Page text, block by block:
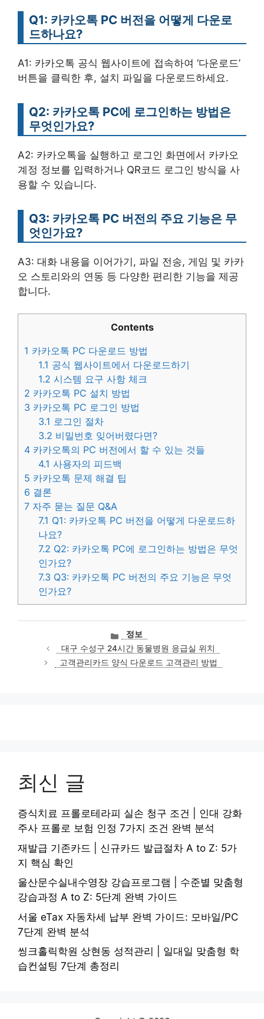
Q1: 카카오톡 PC 버전을 어떻게 다운로
드하나요?
A1: 카카오톡 공식 웹사이트에 접속하여 ‘다운로드’
버튼을 클릭한 후, 설치 파일을 다운로드하세요.
Q2: 카카오톡 PC에 로그인하는 방법은
무엇인가요?
A2: 카카오톡을 실행하고 로그인 화면에서 카카오
계정 정보를 입력하거나 QR코드 로그인 방식을 사
용할 수 있습니다.
Q3: 카카오톡 PC 버전의 주요 기능은 무
엇인가요?
A3: 대화 내용을 이어가기, 파일 전송, 게임 및 카카
오 스토리와의 연동 등 다양한 편리한 기능을 제공
합니다.
Contents
1 카카오톡 PC 다운로드 방법
1.1 공식 웹사이트에서 다운로드하기
1.2 시스템 요구 사항 체크
2 카카오톡 PC 설치 방법
3 카카오톡 PC 로그인 방법
3.1 로그인 절차
3.2 비밀번호 잊어버렸다면?
4 카카오톡의 PC 버전에서 할 수 있는 것들
4.1 사용자의 피드백
5 카카오톡 문제 해결 팁
6 결론
7 자주 묻는 질문 Q&A
7.1 Q1: 카카오톡 PC 버전을 어떻게 다운로드하
나요?
7.2 Q2: 카카오톡 PC에 로그인하는 방법은 무엇
인가요?
7.3 Q3: 카카오톡 PC 버전의 주요 기능은 무엇
인가요?
카
테
고
리
정보
대구 수성구 24시간 동물병원 응급실 위치
고객관리카드 양식 다운로드 고객관리 방법
최신 글
증식치료 프롤로테라피 실손 청구 조건 | 인대 강화
주사 프롤로 보험 인정 7가지 조건 완벽 분석
재발급 기존카드 | 신규카드 발급절차 A to Z: 5가
지 핵심 확인
울산문수실내수영장 강습프로그램 | 수준별 맞춤형
강습과정 A to Z: 5단계 완벽 가이드
서울 eTax 자동차세 납부 완벽 가이드: 모바일/PC
7단계 완벽 분석
씽크홀릭학원 상현동 성적관리 | 일대일 맞춤형 학
습컨설팅 7단계 총정리